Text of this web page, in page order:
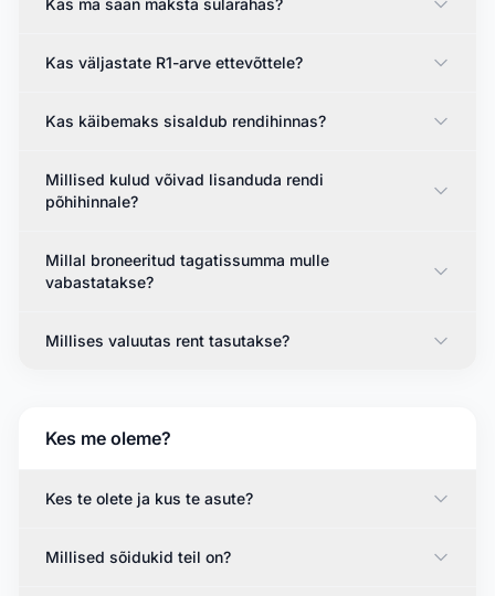
Kas ma saan maksta sularahas?
Kas väljastate R1-arve ettevõttele?
Kas käibemaks sisaldub rendihinnas?
Millised kulud võivad lisanduda rendi
põhihinnale?
Millal broneeritud tagatissumma mulle
vabastatakse?
Millises valuutas rent tasutakse?
Kes me oleme?
Kes te olete ja kus te asute?
Millised sõidukid teil on?